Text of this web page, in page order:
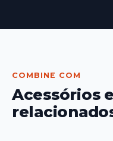
COMBINE COM
Acessórios